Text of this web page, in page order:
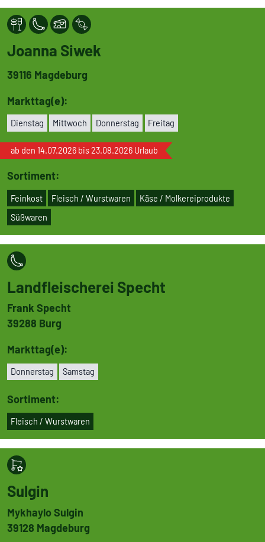
Joanna Siwek
39116 Magdeburg
Markttag(e):
Dienstag Mittwoch Don­ners­tag Freitag
ab den 14.07.2026 bis 23.08.2026 Urlaub
Sortiment:
Feinkost Fleisch / Wurst­wa­ren
Käse / Mol­ke­rei­pro­dukte
Süßwaren
Land­flei­scherei Specht
Frank Specht
39288 Burg
Markttag(e):
Don­ners­tag Samstag
Sortiment:
Fleisch / Wurst­wa­ren
Sulgin
Mykhaylo Sulgin
39128 Magdeburg